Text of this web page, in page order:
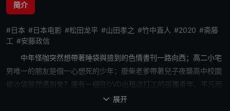
简介
#日本 #日本电影 #松田龙平 #山田孝之 #竹中直人 #2020 #斋藤
工 #安藤政信
中年怪咖突然想帶著睡袋與撿到的色情書刊一路向西；高二小宅
男唯一的朋友是個一心想死的少年；廢柴老爹帶著兒子夜襲高中校園
偷沙袋居然遇到鬼？還有一個在DVD出租店打工的孤獨青年。平凡而
細瑣，但仍充滿靈魂的小故事，看似漫不經心，卻無縫組成如拼布般
 展开